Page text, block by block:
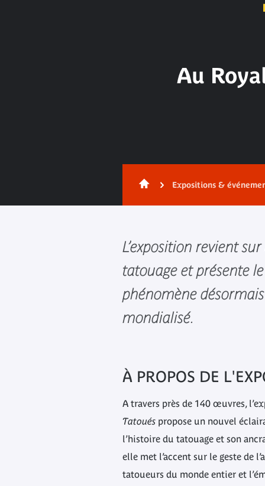
Au
Expositions &
L’exposition revient
tatouage et présente
phénomène
mondialisé.
À PROPOS DE
A travers près de 140 œuvres,
Tatoués propose un nouvel
l’histoire du tatouage et son
elle met l’accent sur le geste de
tatoueurs du monde entier et